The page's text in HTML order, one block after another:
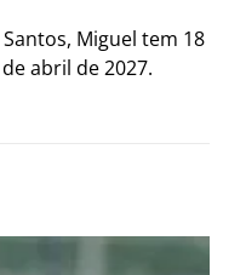
Miguel tem 18
abril de 2027.